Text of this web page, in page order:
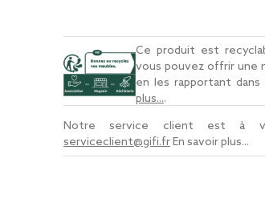
Ce produit est
vous pouvez offrir une
en les rapportant dans
plus....
Notre service client est à
serviceclient@gifi.frEn savoir plus...